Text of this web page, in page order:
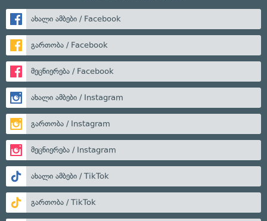
ახალი ამბები / Facebook
გართობა / Facebook
მეცნიერება / Facebook
ახალი ამბები / Instagram
გართობა / Instagram
მეცნიერება / Instagram
ახალი ამბები / TikTok
გართობა / TikTok